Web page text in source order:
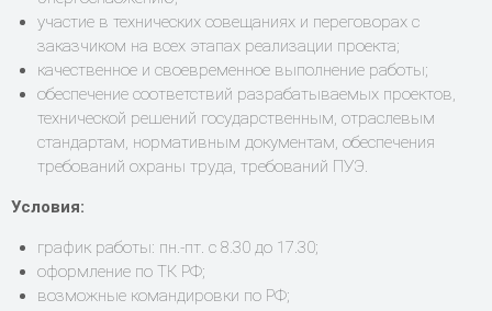
участие в технических совещаниях и переговорах с
заказчиком на всех этапах реализации проекта;
качественное и своевременное выполнение работы;
обеспечение соответствий разрабатываемых проектов,
технической решений государственным, отраслевым
стандартам, нормативным документам, обеспечения
требований охраны труда, требований ПУЭ.
Условия:
график работы: пн.-пт. с 8.30 до 17.30;
оформление по ТК РФ;
возможные командировки по РФ;